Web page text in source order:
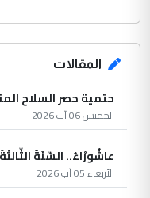
المقالات
حتمية حصر السلاح
الخميس 06 آب 2026
عاشُورْاءُ.. السّنَةُ
الأربعاء 05 آب 2026